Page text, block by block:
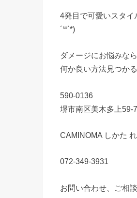
4発目で可愛いスタ
´꒳`*)
ダメージにお悩みな
何か良い方法見つか
590-0136
堺市南区美木多上59-7
CAMINOMA しかた
072-349-3931
お問い合わせ、ご相